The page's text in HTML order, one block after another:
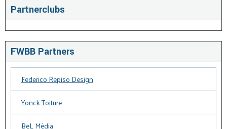
Partnerclubs
FWBB Partners
Federico Repiso Design
Yonck Toiture
BeL Média